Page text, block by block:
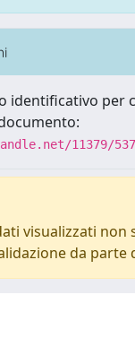
identificativo per
11379/
visualizzati non
da parte